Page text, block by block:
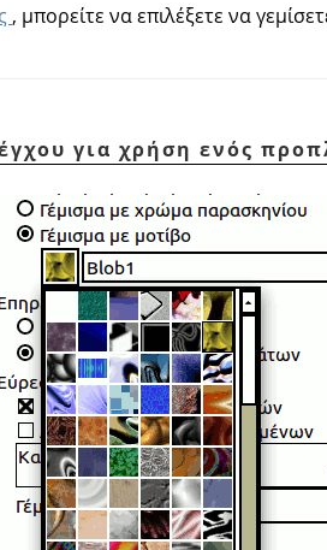
, μπορείτε να επιλέξετε να
για χρήση ενός